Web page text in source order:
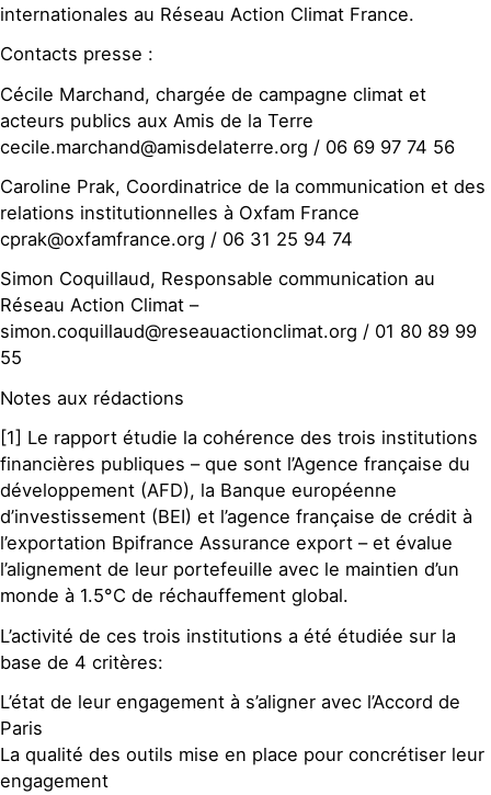
internationales au Réseau Action Climat France.
Contacts presse :
Cécile Marchand, chargée de campagne climat et
acteurs publics aux Amis de la Terre
cecile.marchand@amisdelaterre.org / 06 69 97 74 56
Caroline Prak, Coordinatrice de la communication et des
relations institutionnelles à Oxfam France
cprak@oxfamfrance.org / 06 31 25 94 74
Simon Coquillaud, Responsable communication au
Réseau Action Climat –
simon.coquillaud@reseauactionclimat.org / 01 80 89 99
55
Notes aux rédactions
[1] Le rapport étudie la cohérence des trois institutions
financières publiques – que sont l’Agence française du
développement (AFD), la Banque européenne
d’investissement (BEI) et l’agence française de crédit à
l’exportation Bpifrance Assurance export – et évalue
l’alignement de leur portefeuille avec le maintien d’un
monde à 1.5°C de réchauffement global.
L’activité de ces trois institutions a été étudiée sur la
base de 4 critères:
L’état de leur engagement à s’aligner avec l’Accord de
Paris
La qualité des outils mise en place pour concrétiser leur
engagement